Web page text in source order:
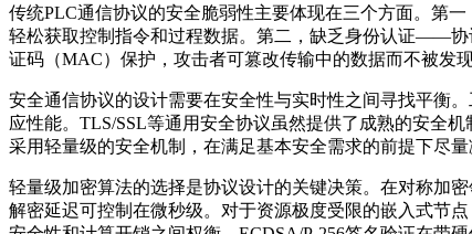
传统PLC通信协议的安全脆弱性主要体现在三个方面。第
轻松获取控制指令和过程数据。第二，缺乏身份认证——
证码（MAC）保护，攻击者可篡改传输中的数据而不被发
安全通信协议的设计需要在安全性与实时性之间寻找平衡
应性能。TLS/SSL等通用安全协议虽然提供了成熟的安全
采用轻量级的安全机制，在满足基本安全需求的前提下尽量
轻量级加密算法的选择是协议设计的关键决策。在对称加
解密延迟可控制在微秒级。对于资源极度受限的嵌入式节